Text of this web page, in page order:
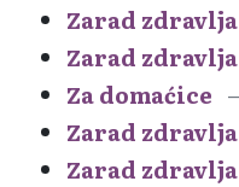
Zarad zdravlja
Zarad zdravlja
Za domaćice
Zarad zdravlja
Zarad zdravlja